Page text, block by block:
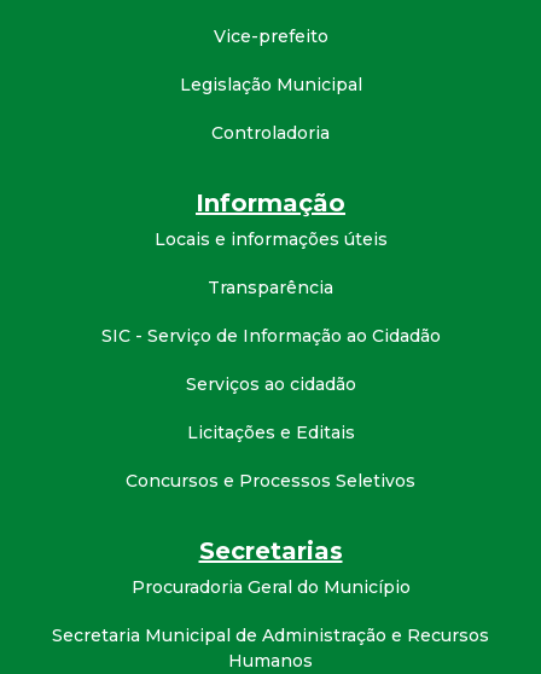
Vice-prefeito
Legislação Municipal
Controladoria
Informação
Locais e informações úteis
Transparência
SIC - Serviço de Informação ao Cidadão
Serviços ao cidadão
Licitações e Editais
Concursos e Processos Seletivos
Secretarias
Procuradoria Geral do Município
Secretaria Municipal de Administração e Recursos
Humanos